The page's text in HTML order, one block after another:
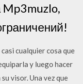
Mp3muzlo,
cualquier cosa que
y luego hacer
visor. Una vez que